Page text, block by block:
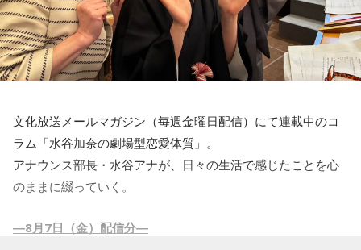
【3位】水瓶座（みずがめ座）
あなたの心がワクワク、ドキドキするようなことは何です
か？ご自身の気持ちに忠実になりましょう。あなたにやって
【4位】獅子座（しし座）
あなたの望みについて考えましょう。あなたにとって、どん
していくことで、あなたの今後のあり方が決まっていきそう
文化放送メールマガジン（毎週金曜日配信）にて連載中のコ
ラム「水谷加奈の劇場型恋愛体質」。
アナウンス部長・水谷アナが、日々の生活で感じたことを心
のままに綴っていく。
―8月7日（金）配信分―